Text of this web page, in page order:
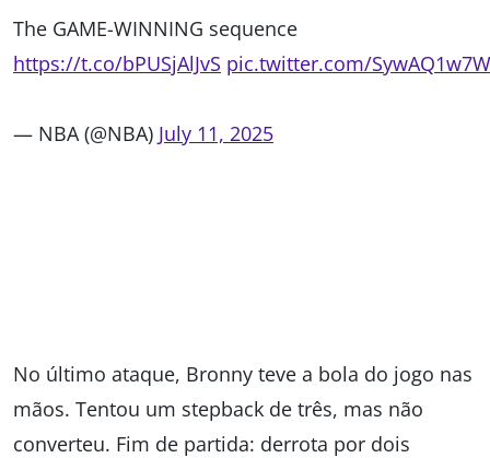
The GAME-WINNING sequence
https://t.co/bPUSjAlJvS pic.twitter.com/
— NBA (@NBA) July 11, 2025
No último ataque, Bronny teve a bola do jogo nas
mãos. Tentou um stepback de três, mas não
converteu. Fim de partida: derrota por dois